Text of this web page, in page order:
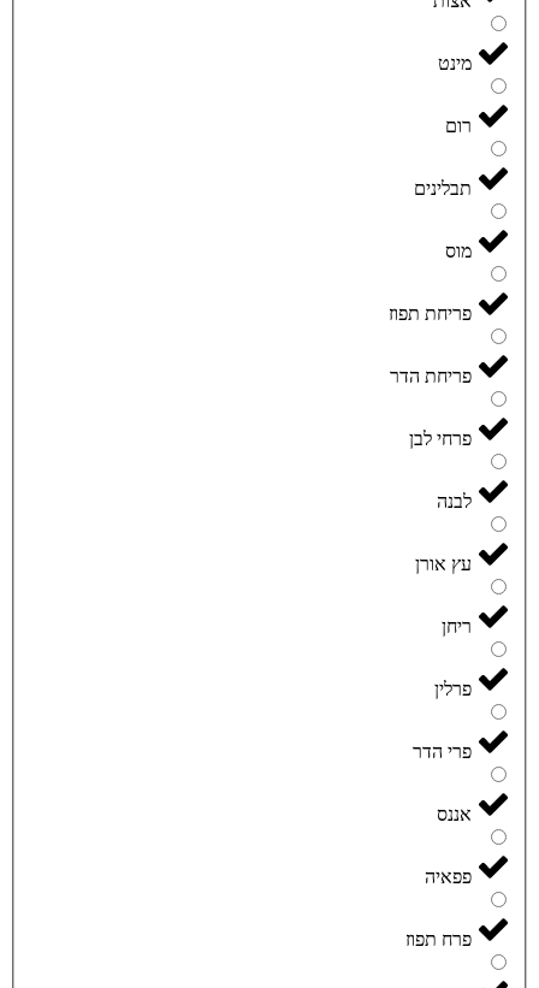
מינט
רום
תבלינים
מוס
פריחת תפוז
פריחת הדר
פרחי לבן
לבנה
עץ אורן
ריחן
פרלין
פרי הדר
אננס
פפאיה
פרח תפוז